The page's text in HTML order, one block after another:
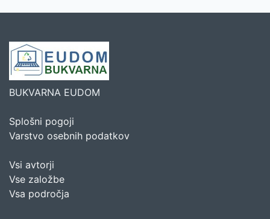
BUKVARNA EUDOM
Splošni pogoji
Varstvo osebnih podatkov
Vsi avtorji
Vse založbe
Vsa področja